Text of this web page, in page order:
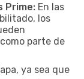
Prime: En las
los
parte de
ya sea que